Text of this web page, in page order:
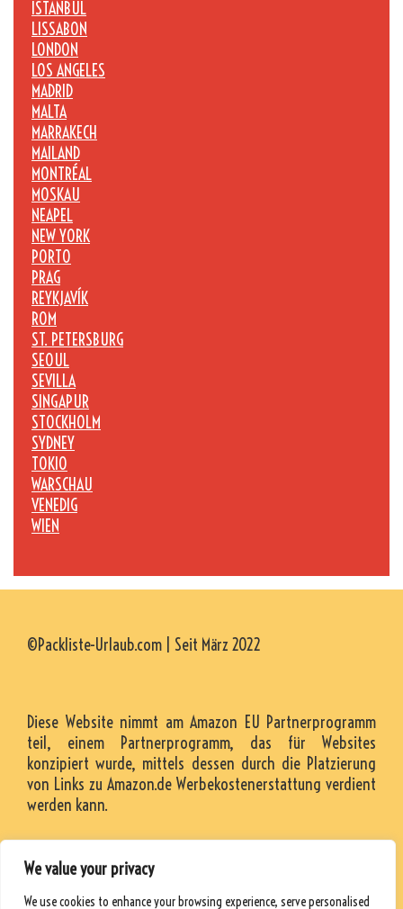
We value your privacy
We use cookies to enhance your browsing experience, serve personalised
ISTANBUL
LISSABON
LONDON
LOS ANGELES
MADRID
MALTA
MARRAKECH
MAILAND
MONTRÉAL
MOSKAU
NEAPEL
NEW YORK
PORTO
PRAG
REYKJAVÍK
ROM
ST. PETERSBURG
SEOUL
SEVILLA
SINGAPUR
STOCKHOLM
SYDNEY
TOKIO
WARSCHAU
VENEDIG
WIEN
©Packliste-Urlaub.com | Seit März 2022
Diese Website nimmt am Amazon EU Partnerprogramm
teil, einem Partnerprogramm, das für Websites
konzipiert wurde, mittels dessen durch die Platzierung
von Links zu Amazon.de Werbekostenerstattung verdient
werden kann.